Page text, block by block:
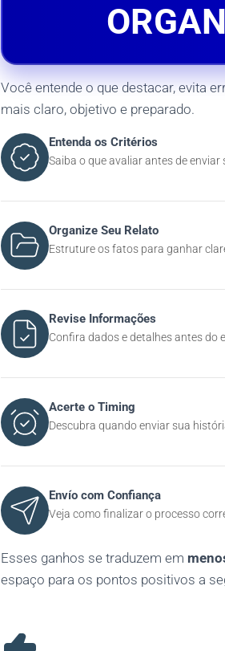
Você entende o que destacar, evita
mais claro, objetivo e preparado.
Entenda os Critérios
Saiba o que avaliar antes de
Organize Seu Relato
Estruture os fatos para ganhar
Revise Informações
Confira dados e detalhes antes do
Acerte o Timing
Descubra quando enviar sua
Envío com Confiança
Veja como finalizar o processo
Esses ganhos se traduzem em
espaço para os pontos positivos a